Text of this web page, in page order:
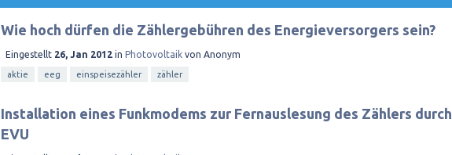
Wie hoch dürfen die Zählergebühren des Energieversorgers sein?
Eingestellt 26, Jan 2012 in Photovoltaik von Anonym
aktie eeg einspeisezähler zähler
Installation eines Funkmodems zur Fernauslesung des Zählers durch
EVU